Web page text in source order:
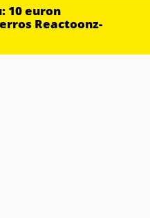
10 euron
Reactoonz-